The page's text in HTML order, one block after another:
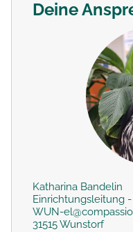
Deine
Katharina Bandelin
Einrichtungsleitung
WUN-
31515 Wunstorf